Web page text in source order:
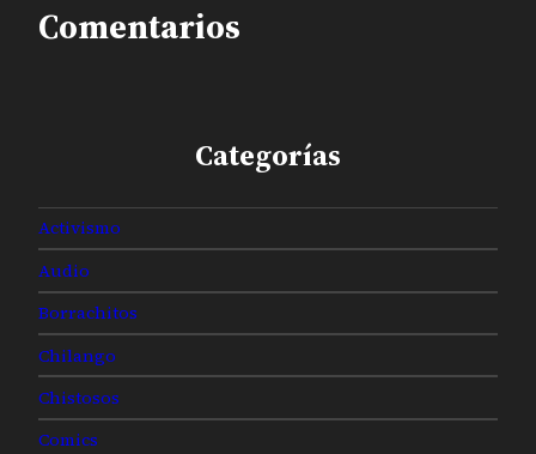
Comentarios
Categorías
Activismo
Audio
Borrachitos
Chilango
Chistosos
Comics